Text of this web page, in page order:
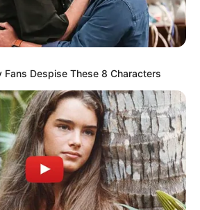
Fans Despise These 8 Characters